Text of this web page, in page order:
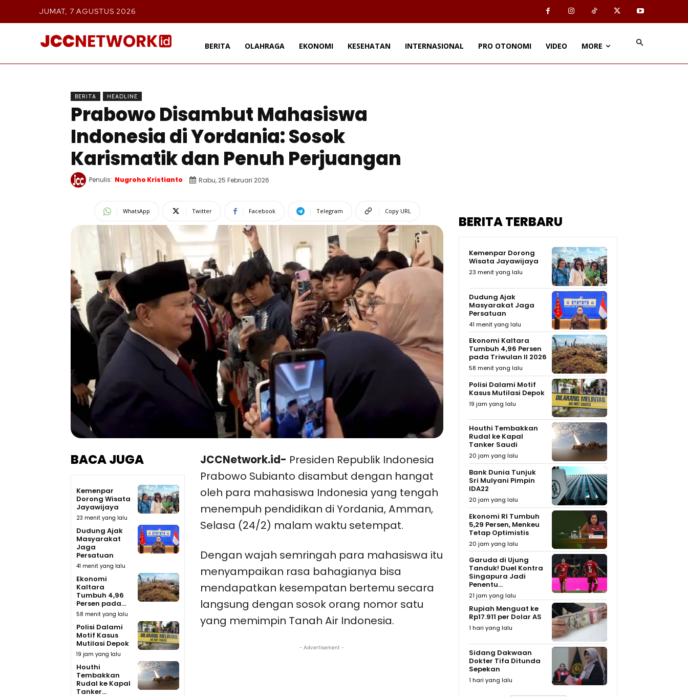
JUMAT, 7 AGUSTUS 2026
BERITA OLAHRAGA EKONOMI KESEHATAN INTERNASIONAL PRO OTONOMI VIDEO MORE
BERITA HEADLINE
Prabowo Disambut Mahasiswa
Indonesia di Yordania: Sosok
Karismatik dan Penuh Perjuangan
Penulis: Nugroho Kristianto Rabu, 25 Februari 2026
WhatsApp Twitter Facebook Telegram Copy URL
BACA JUGA
Kemenpar
Dorong Wisata
Jayawijaya
23 menit yang lalu
Dudung Ajak
Masyarakat
Jaga
Persatuan
41 menit yang lalu
Ekonomi
Kaltara
Tumbuh 4,96
Persen pada...
58 menit yang lalu
Polisi Dalami
Motif Kasus
Mutilasi Depok
19 jam yang lalu
Houthi
Tembakkan
Rudal ke Kapal
Tanker...
JCCNetwork.id- Presiden Republik Indonesia
Prabowo Subianto disambut dengan hangat
oleh para mahasiswa Indonesia yang tengah
menempuh pendidikan di Yordania, Amman,
Selasa (24/2) malam waktu setempat.
Dengan wajah semringah para mahasiswa itu
menyampaikan rasa bahagianya bisa
mendapatkan kesempatan bertemu secara
langsung dengan sosok orang nomor satu
yang memimpin Tanah Air Indonesia.
- Advertisement -
BERITA TERBARU
Kemenpar Dorong
Wisata Jayawijaya
23 menit yang lalu
Dudung Ajak
Masyarakat Jaga
Persatuan
41 menit yang lalu
Ekonomi Kaltara
Tumbuh 4,96 Persen
pada Triwulan II 2026
58 menit yang lalu
Polisi Dalami Motif
Kasus Mutilasi Depok
19 jam yang lalu
Houthi Tembakkan
Rudal ke Kapal
Tanker Saudi
20 jam yang lalu
Bank Dunia Tunjuk
Sri Mulyani Pimpin
IDA22
20 jam yang lalu
Ekonomi RI Tumbuh
5,29 Persen, Menkeu
Tetap Optimistis
20 jam yang lalu
Garuda di Ujung
Tanduk! Duel Kontra
Singapura Jadi
Penentu...
21 jam yang lalu
Rupiah Menguat ke
Rp17.911 per Dolar AS
1 hari yang lalu
Sidang Dakwaan
Dokter Tifa Ditunda
Sepekan
1 hari yang lalu